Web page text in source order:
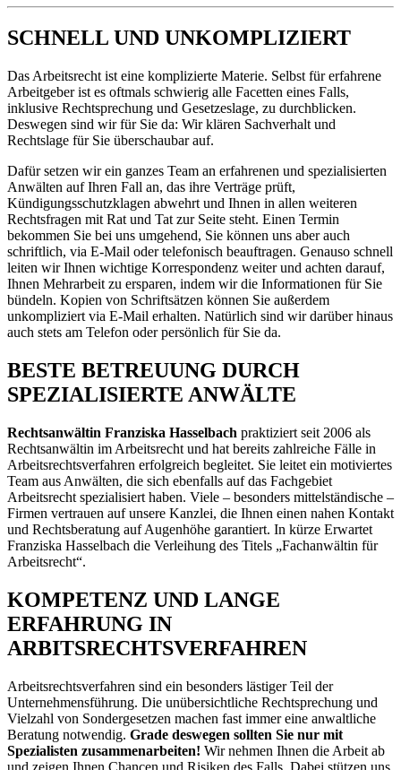
SCHNELL UND UNKOMPLIZIERT
Das Arbeitsrecht ist eine komplizierte Materie. Selbst für erfahrene
Arbeitgeber ist es oftmals schwierig alle Facetten eines Falls,
inklusive Rechtsprechung und Gesetzeslage, zu durchblicken.
Deswegen sind wir für Sie da: Wir klären Sachverhalt und
Rechtslage für Sie überschaubar auf.
Dafür setzen wir ein ganzes Team an erfahrenen und spezialisierten
Anwälten auf Ihren Fall an, das ihre Verträge prüft,
Kündigungsschutzklagen abwehrt und Ihnen in allen weiteren
Rechtsfragen mit Rat und Tat zur Seite steht. Einen Termin
bekommen Sie bei uns umgehend, Sie können uns aber auch
schriftlich, via E-Mail oder telefonisch beauftragen. Genauso schnell
leiten wir Ihnen wichtige Korrespondenz weiter und achten darauf,
Ihnen Mehrarbeit zu ersparen, indem wir die Informationen für Sie
bündeln. Kopien von Schriftsätzen können Sie außerdem
unkompliziert via E-Mail erhalten. Natürlich sind wir darüber hinaus
auch stets am Telefon oder persönlich für Sie da.
BESTE BETREUUNG DURCH
SPEZIALISIERTE ANWÄLTE
Rechtsanwältin Franziska Hasselbach praktiziert seit 2006 als
Rechtsanwältin im Arbeitsrecht und hat bereits zahlreiche Fälle in
Arbeitsrechtsverfahren erfolgreich begleitet. Sie leitet ein motiviertes
Team aus Anwälten, die sich ebenfalls auf das Fachgebiet
Arbeitsrecht spezialisiert haben. Viele – besonders mittelständische –
Firmen vertrauen auf unsere Kanzlei, die Ihnen einen nahen Kontakt
und Rechtsberatung auf Augenhöhe garantiert. In kürze Erwartet
Franziska Hasselbach die Verleihung des Titels „Fachanwältin für
Arbeitsrecht“.
KOMPETENZ UND LANGE
ERFAHRUNG IN
ARBITSRECHTSVERFAHREN
Arbeitsrechtsverfahren sind ein besonders lästiger Teil der
Unternehmensführung. Die unübersichtliche Rechtsprechung und
Vielzahl von Sondergesetzen machen fast immer eine anwaltliche
Beratung notwendig. Grade deswegen sollten Sie nur mit
Spezialisten zusammenarbeiten! Wir nehmen Ihnen die Arbeit ab
und zeigen Ihnen Chancen und Risiken des Falls. Dabei stützen uns